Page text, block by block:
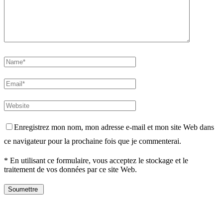
Enregistrez mon nom, mon adresse e-mail et mon site Web dans
ce navigateur pour la prochaine fois que je commenterai.
* En utilisant ce formulaire, vous acceptez le stockage et le
traitement de vos données par ce site Web.